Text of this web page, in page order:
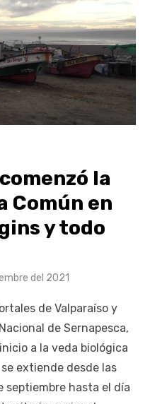
y floricultura con María
la construcción
del Secano
lessons on flight – Cecilia
la
Común en
y todo
del 2021
de Valparaíso y
de Sernapesca,
a la veda biológica
extiende desde las
septiembre hasta el día